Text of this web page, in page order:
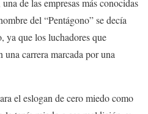
de las empresas más conocidas
del “Pentágono” se decía
ya que los luchadores que
carrera marcada por una
el eslogan de cero miedo como